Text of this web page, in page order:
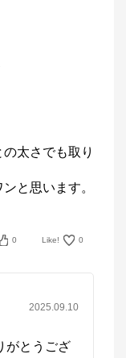
太さでも取り
と思います。
0 Like! 0
2025.09.10
がとうござ